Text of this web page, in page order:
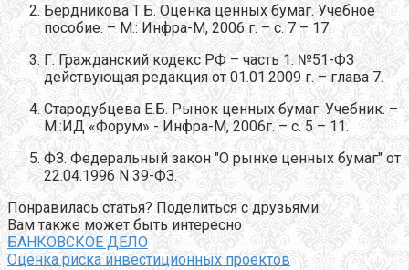
Бердникова Т.Б. Оценка ценных бумаг. Учебное
пособие. – М.: Инфра-М, 2006 г. – с. 7 – 17.
Г. Гражданский кодекс РФ – часть 1. №51-ФЗ
действующая редакция от 01.01.2009 г. – глава 7.
Стародубцева Е.Б. Рынок ценных бумаг. Учебник. –
М.:ИД «Форум» - Инфра-М, 2006г. – с. 5 – 11.
ФЗ. Федеральный закон "О рынке ценных бумаг" от
22.04.1996 N 39-ФЗ.
Понравилась статья? Поделиться с друзьями:
Вам также может быть интересно
БАНКОВСКОЕ ДЕЛО
Оценка риска инвестиционных проектов